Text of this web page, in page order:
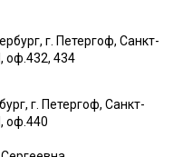
г. Петергоф, Санкт-
оф.432, 434
г. Петергоф, Санкт-
оф.440